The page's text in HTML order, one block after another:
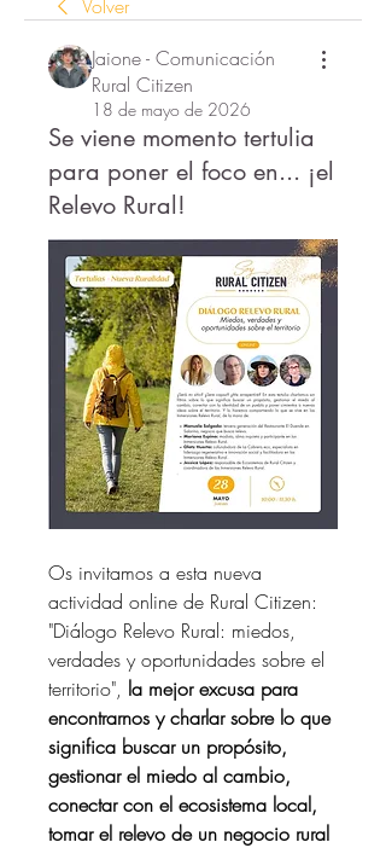
Volver
Jaione - Comunicación
Rural Citizen
18 de mayo de 2026
Se viene momento tertulia
para poner el foco en... ¡el
Relevo Rural!
Os invitamos a esta nueva
actividad online de Rural Citizen:
"Diálogo Relevo Rural: miedos,
verdades y oportunidades sobre el
territorio", la mejor excusa para
encontrarnos y charlar sobre lo que
significa buscar un propósito,
gestionar el miedo al cambio,
conectar con el ecosistema local,
tomar el relevo de un negocio rural